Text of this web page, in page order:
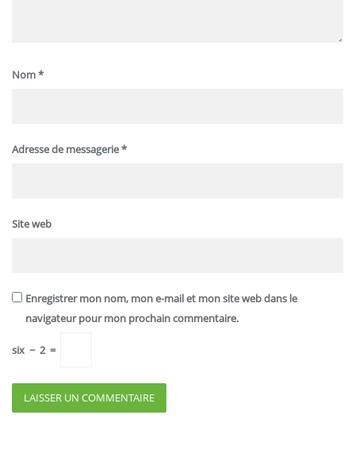
Nom*
Adresse de messagerie*
Site web
Enregistrer mon nom, mon e-mail et mon site web dans le
navigateur pour mon prochain commentaire.
six − 2 =